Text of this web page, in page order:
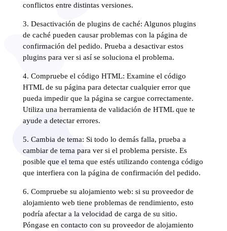
conflictos entre distintas versiones.
3. Desactivación de plugins de caché: Algunos plugins
de caché pueden causar problemas con la página de
confirmación del pedido. Prueba a desactivar estos
plugins para ver si así se soluciona el problema.
4. Compruebe el código HTML: Examine el código
HTML de su página para detectar cualquier error que
pueda impedir que la página se cargue correctamente.
Utiliza una herramienta de validación de HTML que te
ayude a detectar errores.
5. Cambia de tema: Si todo lo demás falla, prueba a
cambiar de tema para ver si el problema persiste. Es
posible que el tema que estés utilizando contenga código
que interfiera con la página de confirmación del pedido.
6. Compruebe su alojamiento web: si su proveedor de
alojamiento web tiene problemas de rendimiento, esto
podría afectar a la velocidad de carga de su sitio.
Póngase en contacto con su proveedor de alojamiento